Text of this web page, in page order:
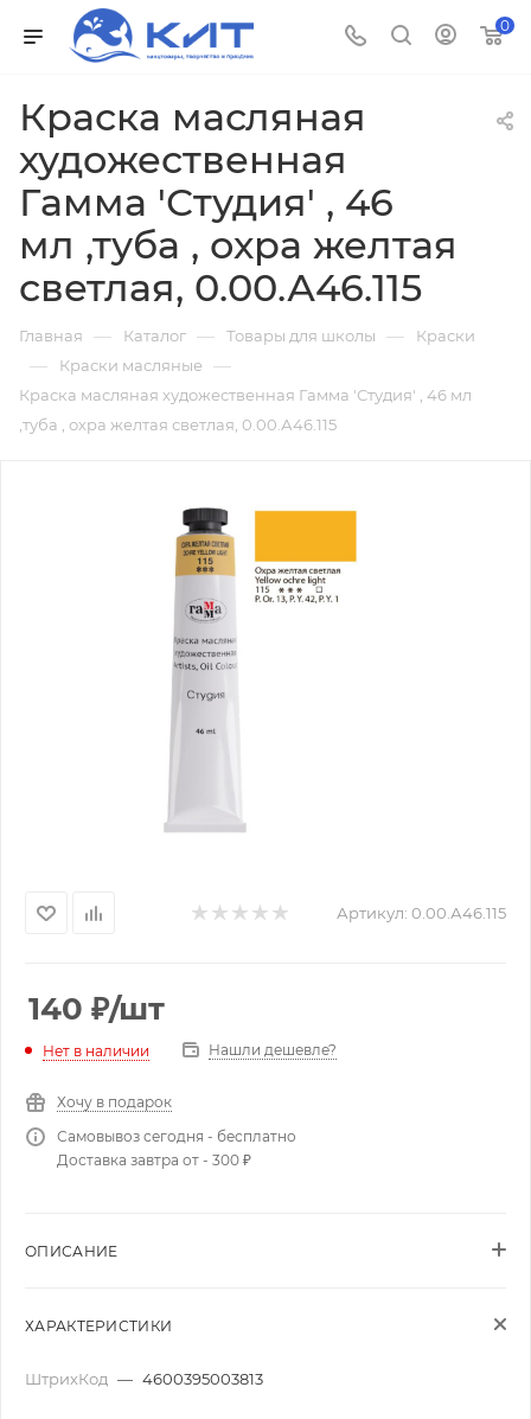
0
Краска масляная
художественная
Гамма 'Студия' , 46
мл ,туба , охра желтая
светлая, 0.00.А46.115
Главная — Каталог — Товары для школы — Краски
— Краски масляные —
Краска масляная художественная Гамма 'Студия' , 46 мл
,туба , охра желтая светлая, 0.00.А46.115
Артикул: 0.00.А46.115
140 ₽/шт
Нет в наличии Нашли дешевле?
Хочу в подарок
Самовывоз сегодня - бесплатно
Доставка завтра от - 300 ₽
ОПИСАНИЕ
ХАРАКТЕРИСТИКИ
ШтрихКод — 4600395003813